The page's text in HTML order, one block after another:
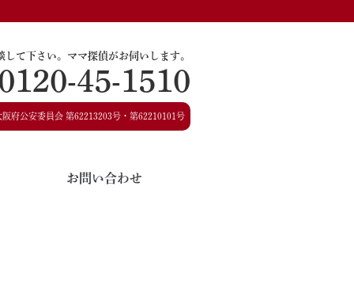
て下さい。 ママ探偵がお伺いします。
45-1510
阪府公安委員会 第62213203号・第62210101号
お問い合わせ